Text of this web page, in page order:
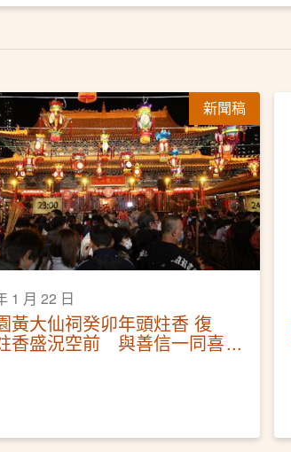
新聞稿
1 月 22 日
黃大仙祠癸卯年頭炷香 復
香盛況空前 與善信一同喜